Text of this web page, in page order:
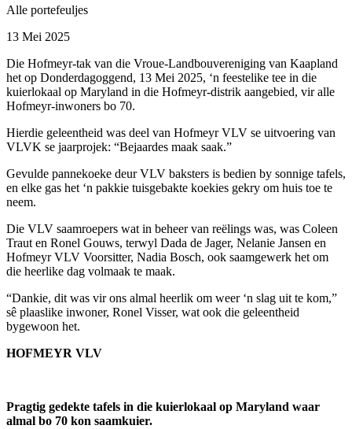
Alle portefeuljes
13 Mei 2025
Die Hofmeyr-tak van die Vroue-Landbouvereniging van Kaapland
het op Donderdagoggend, 13 Mei 2025, ‘n feestelike tee in die
kuierlokaal op Maryland in die Hofmeyr-distrik aangebied, vir alle
Hofmeyr-inwoners bo 70.
Hierdie geleentheid was deel van Hofmeyr VLV se uitvoering van
VLVK se jaarprojek: “Bejaardes maak saak.”
Gevulde pannekoeke deur VLV baksters is bedien by sonnige tafels,
en elke gas het ‘n pakkie tuisgebakte koekies gekry om huis toe te
neem.
Die VLV saamroepers wat in beheer van reëlings was, was Coleen
Traut en Ronel Gouws, terwyl Dada de Jager, Nelanie Jansen en
Hofmeyr VLV Voorsitter, Nadia Bosch, ook saamgewerk het om
die heerlike dag volmaak te maak.
“Dankie, dit was vir ons almal heerlik om weer ‘n slag uit te kom,”
sê plaaslike inwoner, Ronel Visser, wat ook die geleentheid
bygewoon het.
HOFMEYR VLV
Pragtig gedekte tafels in die kuierlokaal op Maryland waar
almal bo 70 kon saamkuier.